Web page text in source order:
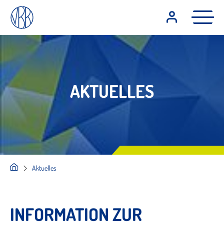
AKTUELLES
Aktuelles
INFORMATION ZUR